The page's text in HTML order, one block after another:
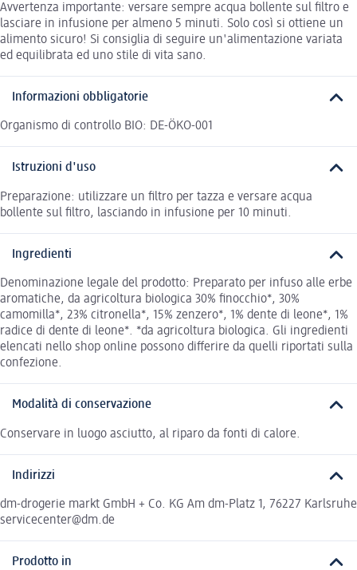
Avvertenza importante: versare sempre acqua bollente sul filtro e
lasciare in infusione per almeno 5 minuti. Solo così si ottiene un
alimento sicuro! Si consiglia di seguire un'alimentazione variata
ed equilibrata ed uno stile di vita sano.
Informazioni obbligatorie
Organismo di controllo BIO: DE-ÖKO-001
Istruzioni d'uso
Preparazione: utilizzare un filtro per tazza e versare acqua
bollente sul filtro, lasciando in infusione per 10 minuti.
Ingredienti
Denominazione legale del prodotto: Preparato per infuso alle erbe
aromatiche, da agricoltura biologica 30% finocchio*, 30%
camomilla*, 23% citronella*, 15% zenzero*, 1% dente di leone*, 1%
radice di dente di leone*. *da agricoltura biologica. Gli ingredienti
elencati nello shop online possono differire da quelli riportati sulla
confezione.
Modalità di conservazione
Conservare in luogo asciutto, al riparo da fonti di calore.
Indirizzi
dm-drogerie markt GmbH + Co. KG Am dm-Platz 1, 76227 Karlsruhe
servicecenter@dm.de
Prodotto in